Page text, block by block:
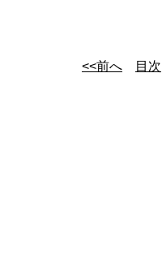
<<前へ 目次